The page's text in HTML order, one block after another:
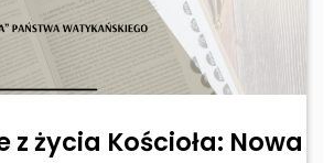
życia Kościoła: Nowa